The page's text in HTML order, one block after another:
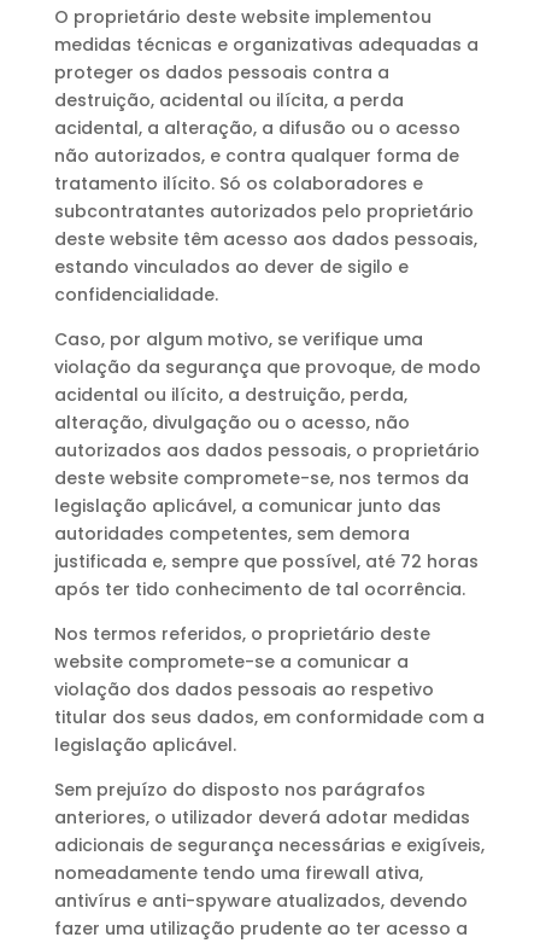
O proprietário deste website implementou
medidas técnicas e organizativas adequadas a
proteger os dados pessoais contra a
destruição, acidental ou ilícita, a perda
acidental, a alteração, a difusão ou o acesso
não autorizados, e contra qualquer forma de
tratamento ilícito. Só os colaboradores e
subcontratantes autorizados pelo proprietário
deste website têm acesso aos dados pessoais,
estando vinculados ao dever de sigilo e
confidencialidade.
Caso, por algum motivo, se verifique uma
violação da segurança que provoque, de modo
acidental ou ilícito, a destruição, perda,
alteração, divulgação ou o acesso, não
autorizados aos dados pessoais, o proprietário
deste website compromete-se, nos termos da
legislação aplicável, a comunicar junto das
autoridades competentes, sem demora
justificada e, sempre que possível, até 72 horas
após ter tido conhecimento de tal ocorrência.
Nos termos referidos, o proprietário deste
website compromete-se a comunicar a
violação dos dados pessoais ao respetivo
titular dos seus dados, em conformidade com a
legislação aplicável.
Sem prejuízo do disposto nos parágrafos
anteriores, o utilizador deverá adotar medidas
adicionais de segurança necessárias e exigíveis,
nomeadamente tendo uma firewall ativa,
antivírus e anti-spyware atualizados, devendo
fazer uma utilização prudente ao ter acesso a